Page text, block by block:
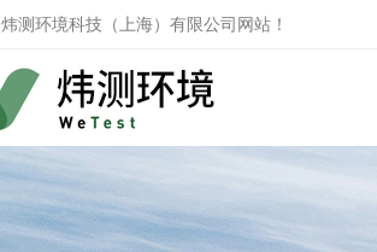
炜测环境科技（上海）有限公司 网站！